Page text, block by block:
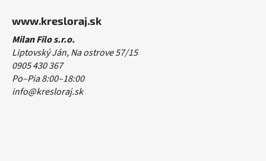
www.kresloraj.sk
Milan Filo s.r.o.
Liptovský Ján, Na ostrove 57/15
0905 430 367
Po–Pia 8:00–18:00
info@kresloraj.sk